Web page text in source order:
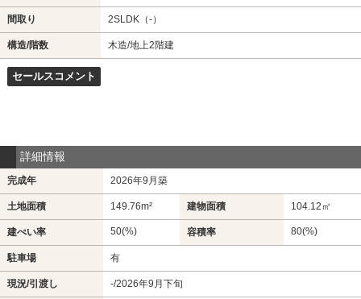
間取り 2SLDK（-）
構造/階数 木造/地上2階建
セールスコメント
詳細情報
完成年 2026年9月築
土地面積 149.76m² 建物面積 104.12㎡
建ぺい率 50(%) 容積率 80(%)
駐車場 有
現況/引渡し -/2026年9月下旬